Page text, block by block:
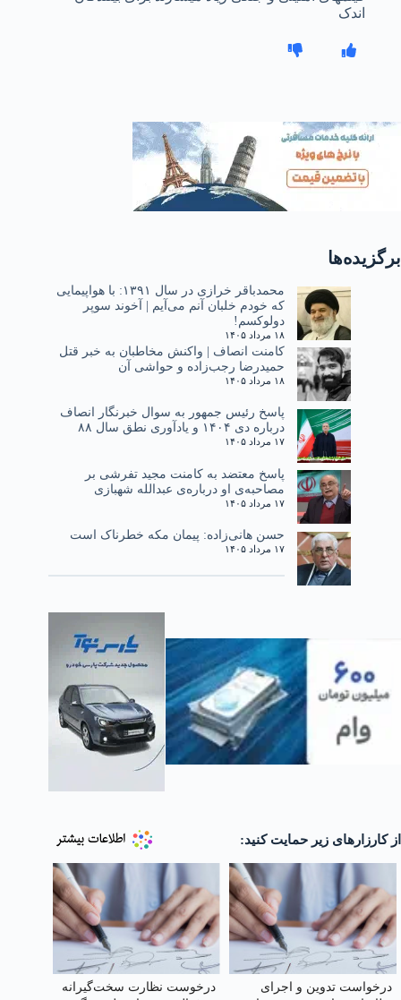
اندک
برگزیده‌ها
محمدباقر خرازی در سال ۱۳۹۱: با هواپیمایی
که خودم خلبان آنم می‌آیم | آخوند سوپر
دولوکسم!
۱۸ مرداد ۱۴۰۵
کامنت انصاف | واکنش مخاطبان به خبر قتل
حمیدرضا رجب‌زاده و حواشی آن
۱۸ مرداد ۱۴۰۵
پاسخ رئیس جمهور به سوال خبرنگار انصاف
درباره دی ۱۴۰۴ و یادآوری نطق سال ۸۸
۱۷ مرداد ۱۴۰۵
پاسخ معتضد به کامنت مجید تفرشی بر
مصاحبه‌ی او درباره‌ی عبدالله شهبازی
۱۷ مرداد ۱۴۰۵
حسن هانی‌زاده: پیمان مکه خطرناک است
۱۷ مرداد ۱۴۰۵
از کارزارهای زیر حمایت کنید:
درخواست تدوین و اجرای
درخوست نظارت سخت‌گیرانه